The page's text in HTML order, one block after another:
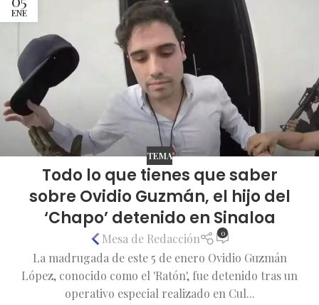
ENE
TEMA
Todo lo que tienes que saber
sobre Ovidio Guzmán, el hijo del
‘Chapo’ detenido en Sinaloa
Mesa de Redacción 0
La madrugada de este 5 de enero Ovidio Guzmán
López, conocido como el 'Ratón', fue detenido tras un
operativo especial realizado en Cul...